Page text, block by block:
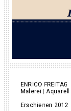
ENRICO FREITAG
Malerei |
Erschienen 2012